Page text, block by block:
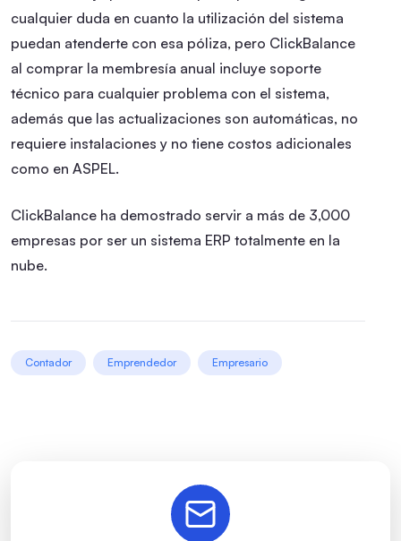
cualquier duda en cuanto la utilización del sistema
puedan atenderte con esa póliza, pero ClickBalance
al comprar la membresía anual incluye soporte
técnico para cualquier problema con el sistema,
además que las actualizaciones son automáticas, no
requiere instalaciones y no tiene costos adicionales
como en ASPEL.
ClickBalance ha demostrado servir a más de 3,000
empresas por ser un sistema ERP totalmente en la
nube.
Contador Emprendedor Empresario